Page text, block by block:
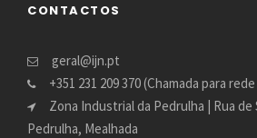
CONTACTOS
geral@ijn.pt
+351 231 209 370 (Chamada para
Zona Industrial da Pedrulha | Rua de
Pedrulha, Mealhada